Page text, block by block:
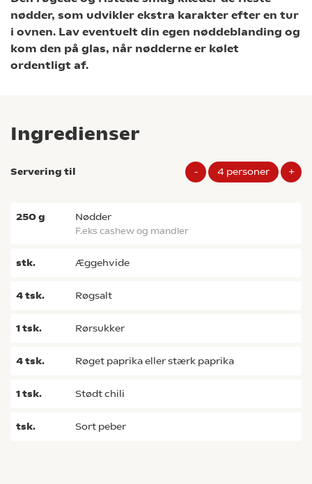
nødder, som udvikler ekstra karakter efter en tur
i ovnen. Lav eventuelt din egen nøddeblanding og
kom den på glas, når nødderne er kølet
ordentligt af.
Ingredienser
Servering til - 4 personer +
250g nødder
f.eks cashew og mandler
stk. æggehvide
4tsk. røgsalt
1tsk. rørsukker
4tsk. røget paprika eller stærk paprika
1tsk. stødt chili
tsk. sort peber